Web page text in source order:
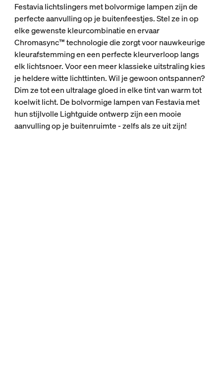
Festavia lichtslingers met bolvormige lampen zijn de
perfecte aanvulling op je buitenfeestjes. Stel ze in op
elke gewenste kleurcombinatie en ervaar
Chromasync™ technologie die zorgt voor nauwkeurige
kleurafstemming en een perfecte kleurverloop langs
elk lichtsnoer. Voor een meer klassieke uitstraling kies
je heldere witte lichttinten. Wil je gewoon ontspannen?
Dim ze tot een ultralage gloed in elke tint van warm tot
koelwit licht. De bolvormige lampen van Festavia met
hun stijlvolle Lightguide ontwerp zijn een mooie
aanvulling op je buitenruimte - zelfs als ze uit zijn!